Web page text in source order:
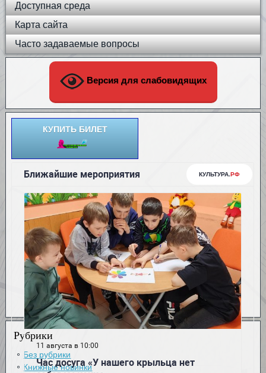
Доступная среда
Карта сайта
Часто задаваемые вопросы
Версия для слабовидящих
КУПИТЬ БИЛЕТ
Рубрики
Без рубрики
Книжные новинки